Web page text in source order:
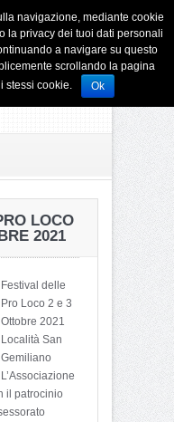
LOCO
2021
Festival delle
Pro Loco 2 e 3
Ottobre 2021
Località San
Gemiliano
L’Associazione
il patrocinio
navigazione, mediante cookie
la privacy dei tuoi dati personali
a navigare su questo
scrollando la pagina
stessi cookie.
Ok